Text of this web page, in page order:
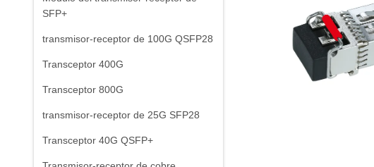
SFP+
transmisor-receptor de 100G QSFP28
Transceptor 400G
Transceptor 800G
transmisor-receptor de 25G SFP28
Transceptor 40G QSFP+